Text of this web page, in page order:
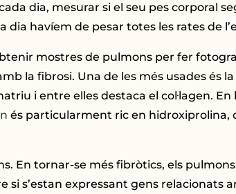
dia, mesurar si el seu pes corporal
dia havíem de pesar totes les rates de
mostres de pulmons per fer
la fibrosi. Una de les més usades és
i entre elles destaca el col·lagen.
és particularment ric en hidroxiprolina,
En tornar-se més fibròtics, els
s’estan expressant gens relacionats